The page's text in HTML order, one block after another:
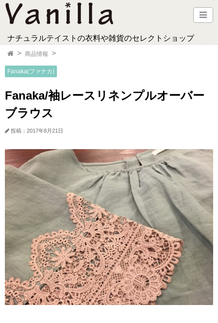
ナチュラルテイストの衣料や雑貨のセレクトショップ
商品情報
Fanaka(ファナカ)
Fanaka/袖レースリネンプルオーバー
ブラウス
投稿：2017年8月21日